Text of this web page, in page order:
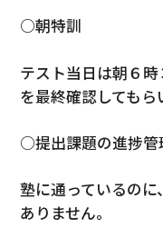
○朝特訓
テスト当日は朝６
を最終確認してもら
○提出課題の進捗管
塾に通っているの
ありません。